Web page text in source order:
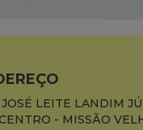
JOSÉ LEITE LANDIM
- MISSÃO